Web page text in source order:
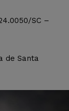
SC –
de Santa